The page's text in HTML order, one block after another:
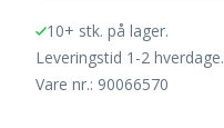
10+ stk. på lager.
Leveringstid 1-2 hverdage.
Vare nr.: 90066570